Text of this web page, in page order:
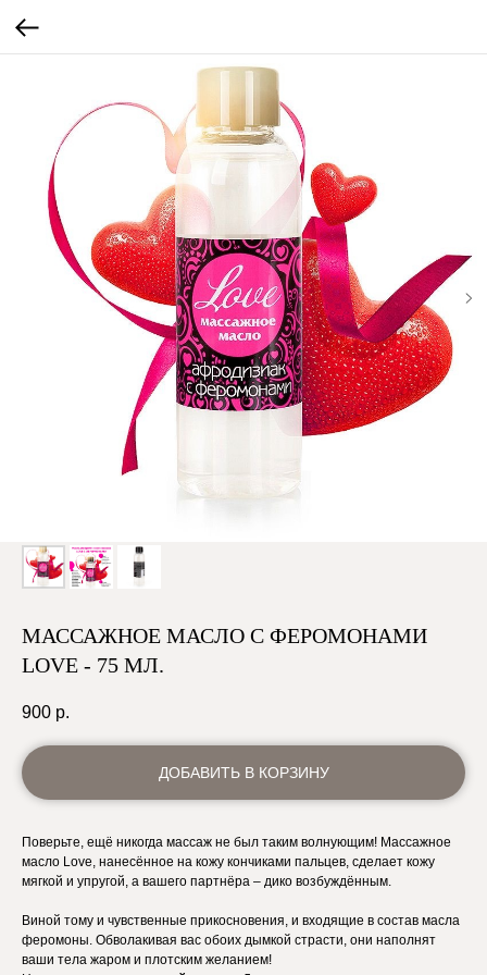
МАССАЖНОЕ МАСЛО С ФЕРОМОНАМИ
LOVE - 75 МЛ.
900 р.
ДОБАВИТЬ В КОРЗИНУ
Поверьте, ещё никогда массаж не был таким волнующим! Массажное
масло Love, нанесённое на кожу кончиками пальцев, сделает кожу
мягкой и упругой, а вашего партнёра – дико возбуждённым.
Виной тому и чувственные прикосновения, и входящие в состав масла
феромоны. Обволакивая вас обоих дымкой страсти, они наполнят
ваши тела жаром и плотским желанием!